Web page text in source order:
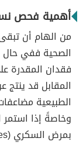
أهمية فحص
من الهام أن
الصحية ففي حال
فقدان المقدرة
المقابل قد ينتج
الطبيعية
وخاصةً إذا استمر
بمرض السكري (Diabetes).